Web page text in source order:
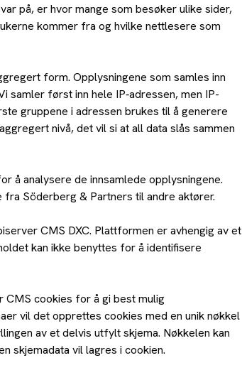
på, er hvor mange som besøker ulike sider,
kommer fra og hvilke nettlesere som
form. Opplysningene som samles inn
samler først inn hele IP‑adressen, men IP-
gruppene i adressen brukes til å generere
nivå, det vil si at all data slås sammen
å analysere de innsamlede opplysningene.
Söderberg & Partners til andre aktører.
CMS DXC. Plattformen er avhengig av et
kan ikke benyttes for å identifisere
CMS cookies for å gi best mulig
vil det opprettes cookies med en unik nøkkel
av et delvis utfylt skjema. Nøkkelen kan
skjemadata vil lagres i cookien.